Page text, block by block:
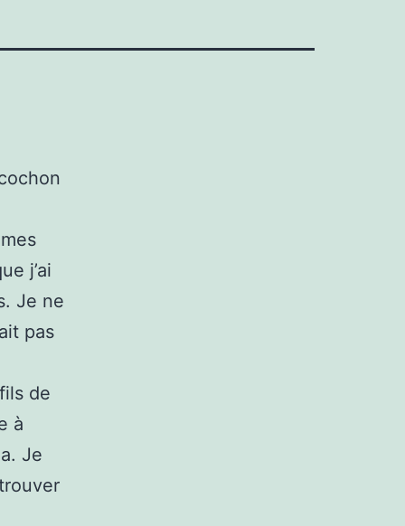
j’ai
Je ne
pas
de
à
Je